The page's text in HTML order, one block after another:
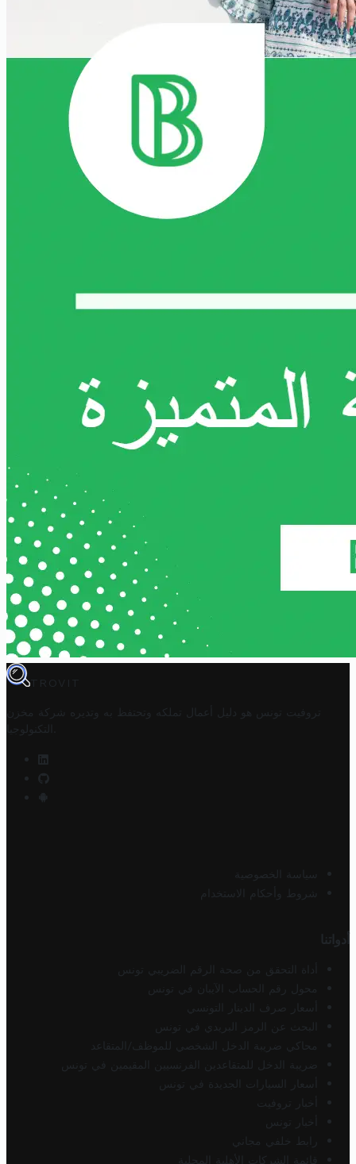
TROVIT
تروفيت تونس هو دليل أعمال تملكه وتحتفظ به وتديره
شركة مخزن
التكنولوجيا
سياسة الخصوصية
شروط وأحكام الاستخدام
أدواتنا
أداة التحقق من صحة الرقم الضريبي تونس
محول رقم الحساب الآيبان في تونس
أسعار صرف الدينار التونسي
البحث عن الرمز البريدي في تونس
محاكي ضريبة الدخل الشخصي للموظف/المتقاعد
ضريبة الدخل للمتقاعدين الفرنسيين المقيمين في تونس
أسعار السيارات الجديدة في تونس
أخبار تروفيت
أخبار تونس
رابط خلفي مجاني
قائمة الشركات الأهلية المحلية